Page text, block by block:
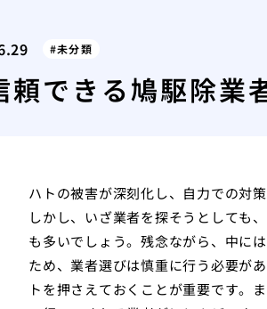
未分類
頼できる鳩駆除業
ハトの被害が深刻化し、自力での対
しかし、いざ業者を探そうとしても
も多いでしょう。残念ながら、中に
ため、業者選びは慎重に行う必要が
トを押さえておくことが重要です。